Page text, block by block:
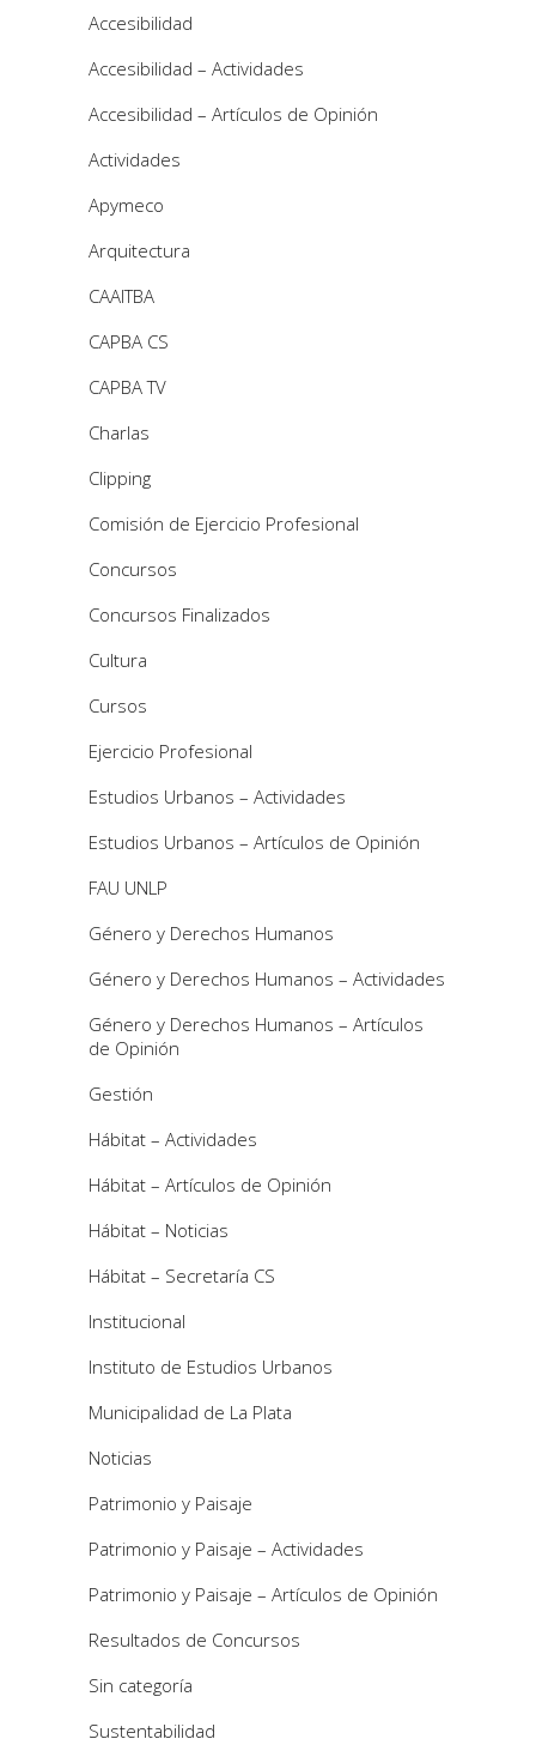
Accesibilidad
Accesibilidad – Actividades
Accesibilidad – Artículos de Opinión
Actividades
Apymeco
Arquitectura
CAAITBA
CAPBA CS
CAPBA TV
Charlas
Clipping
Comisión de Ejercicio Profesional
Concursos
Concursos Finalizados
Cultura
Cursos
Ejercicio Profesional
Estudios Urbanos – Actividades
Estudios Urbanos – Artículos de Opinión
FAU UNLP
Género y Derechos Humanos
Género y Derechos Humanos – Actividades
Género y Derechos Humanos – Artículos
de Opinión
Gestión
Hábitat – Actividades
Hábitat – Artículos de Opinión
Hábitat – Noticias
Hábitat – Secretaría CS
Institucional
Instituto de Estudios Urbanos
Municipalidad de La Plata
Noticias
Patrimonio y Paisaje
Patrimonio y Paisaje – Actividades
Patrimonio y Paisaje – Artículos de Opinión
Resultados de Concursos
Sin categoría
Sustentabilidad